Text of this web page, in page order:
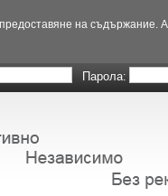
на съдържание.
Парола: